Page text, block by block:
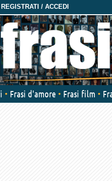
REGISTRATI / ACCEDI
Frasi d'amore Frasi film